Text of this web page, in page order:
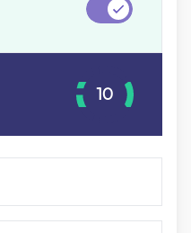
10